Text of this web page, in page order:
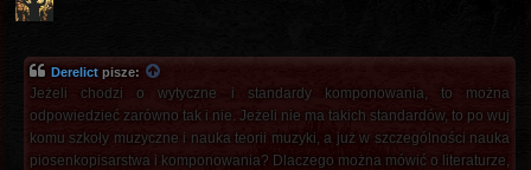
Derelict pisze:
Jeżeli chodzi o wytyczne i standardy komponowania, to można
odpowiedzieć zarówno tak i nie. Jeżeli nie ma takich standardów, to po wuj
komu szkoły muzyczne i nauka teorii muzyki, a już w szczególności nauka
piosenkopisarstwa i komponowania? Dlaczego można mówić o literaturze,